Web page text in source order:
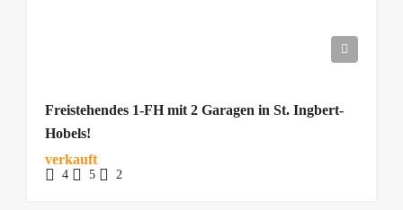
Freistehendes 1-FH mit 2 Garagen in St. Ingbert-
Hobels!
verkauft
4 5 2